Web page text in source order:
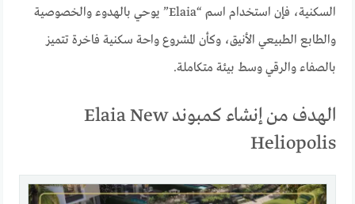
السكنية، فإن استخدام اسم “Elaia” يوحي بالهدوء والخصوصية
والطابع الطبيعي الأنيق، وكأن المشروع واحة سكنية فاخرة تتميز
بالصفاء والرقي وسط بيئة متكاملة.
الهدف من إنشاء كمبوند Elaia New
Heliopolis